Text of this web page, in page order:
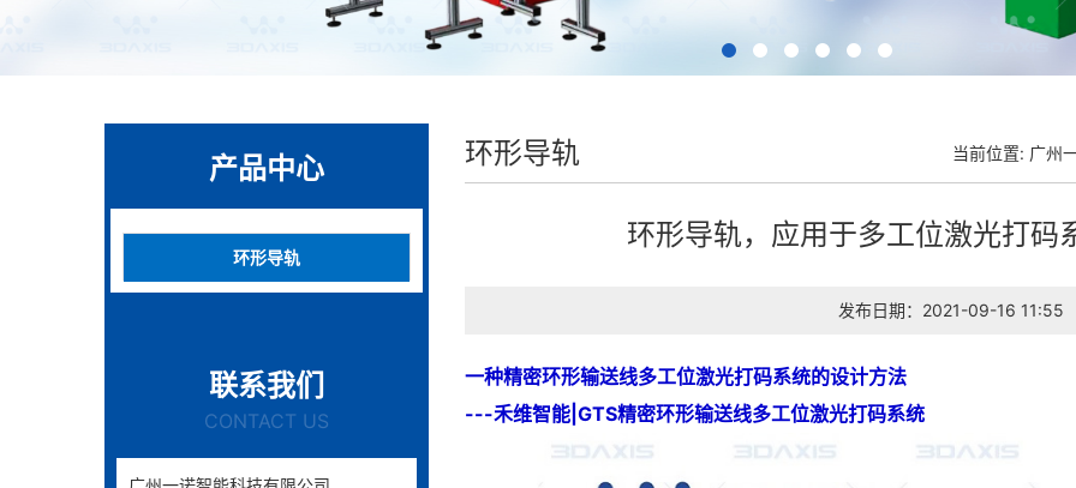
产品中心
环形导轨
联系我们
CONTACT US
环形导轨 当前位置: 广州
环形导轨，应用于多工位激光打码
发布日期：2021-09-16 11:55
一种精密环形输送线多工位激光打码系统的设计方法
---禾维智能|GTS精密环形输送线多工位激光打码系统